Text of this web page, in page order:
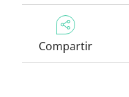
Compartir